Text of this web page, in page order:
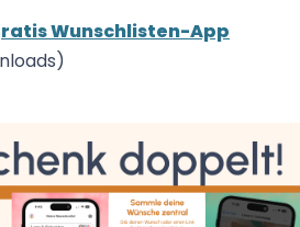
Wunschlisten-App